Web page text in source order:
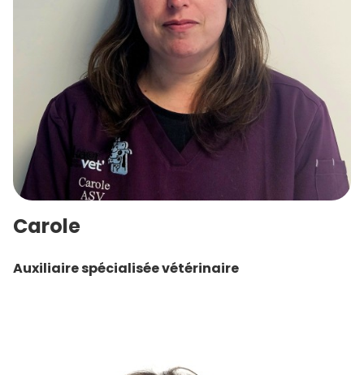
Carole
Auxiliaire spécialisée vétérinaire